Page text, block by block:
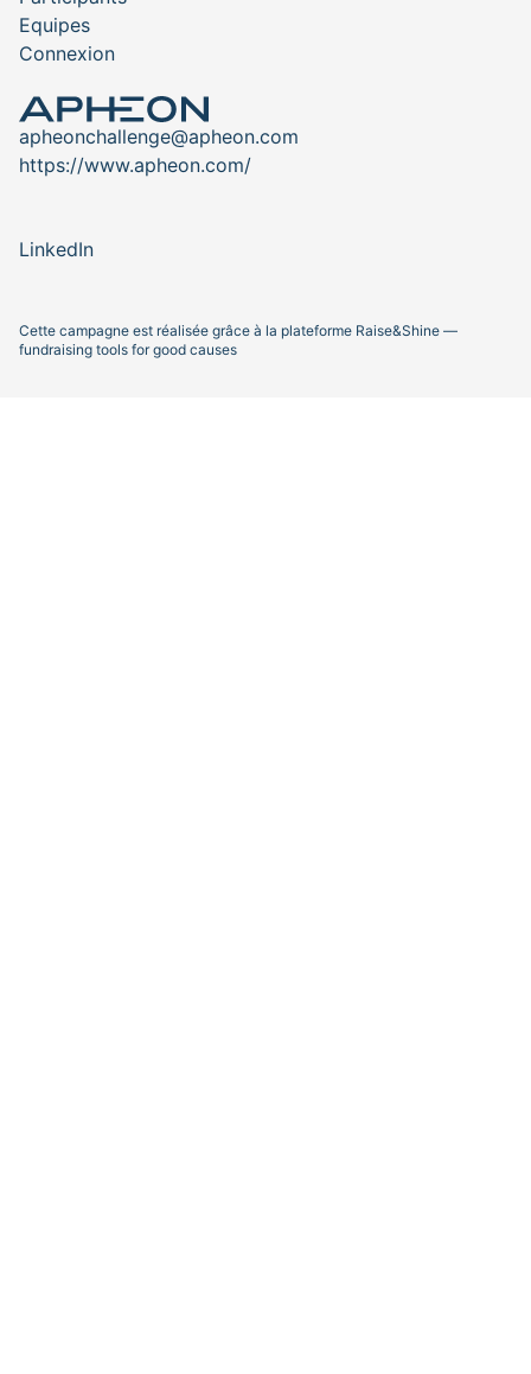
apheonchallenge@apheon.com
https://www.apheon.com/
LinkedIn
Equipes
Connexion
Cette campagne est réalisée grâce à la plateforme Raise&Shine —
fundraising tools for good causes